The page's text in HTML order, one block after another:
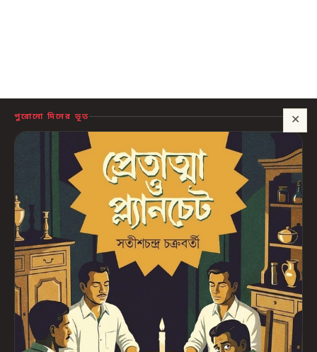
🍪 সাইটটি চালু রাখতে কিছু প্রয়োজনীয় কুকি ব্যবহার হয়। আপনি রাজি থাকলে আমরা বিজ্ঞাপন ও
পরিসংখ্যানের কুকিও ব্যবহার করব, যাতে বুঝতে পারি কোন বই আপনাদের কাজে লাগছে।প্রাইভেসি নীতি
শুধু প্রয়োজনীয় সব ঠিক আছে
✕
পুরোনো দিনের ভূত
সাহায্য?